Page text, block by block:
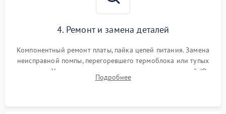
4. Ремонт и замена деталей
Компонентный ремонт платы, пайка цепей питания. Замена
неисправной помпы, перегоревшего термоблока или тупых
жерновов. Установка новых силиконовых уплотнителей (O-
ring) и тефлоновых трубок для надежного устранения
Подробнее